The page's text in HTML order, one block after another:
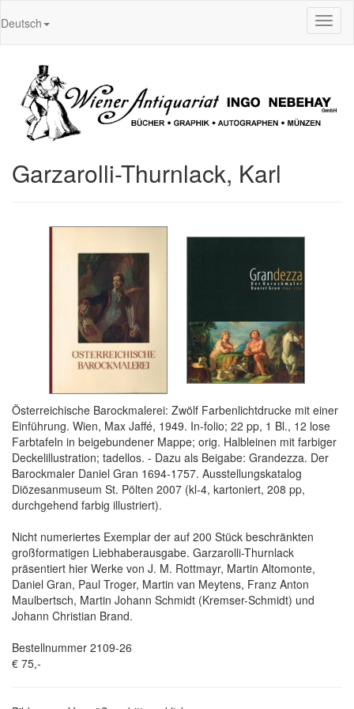
Deutsch
Garzarolli-Thurnlack, Karl
Österreichische Barockmalerei: Zwölf Farbenlichtdrucke mit einer
Einführung. Wien, Max Jaffé, 1949. In-folio; 22 pp, 1 Bl., 12 lose
Farbtafeln in beigebundener Mappe; orig. Halbleinen mit farbiger
Deckelillustration; tadellos. - Dazu als Beigabe: Grandezza. Der
Barockmaler Daniel Gran 1694-1757. Ausstellungskatalog
Diözesanmuseum St. Pölten 2007 (kl-4, kartoniert, 208 pp,
durchgehend farbig illustriert).
Nicht numeriertes Exemplar der auf 200 Stück beschränkten
großformatigen Liebhaberausgabe. Garzarolli-Thurnlack
präsentiert hier Werke von J. M. Rottmayr, Martin Altomonte,
Daniel Gran, Paul Troger, Martin van Meytens, Franz Anton
Maulbertsch, Martin Johann Schmidt (Kremser-Schmidt) und
Johann Christian Brand.
Bestellnummer 2109-26
€ 75,-